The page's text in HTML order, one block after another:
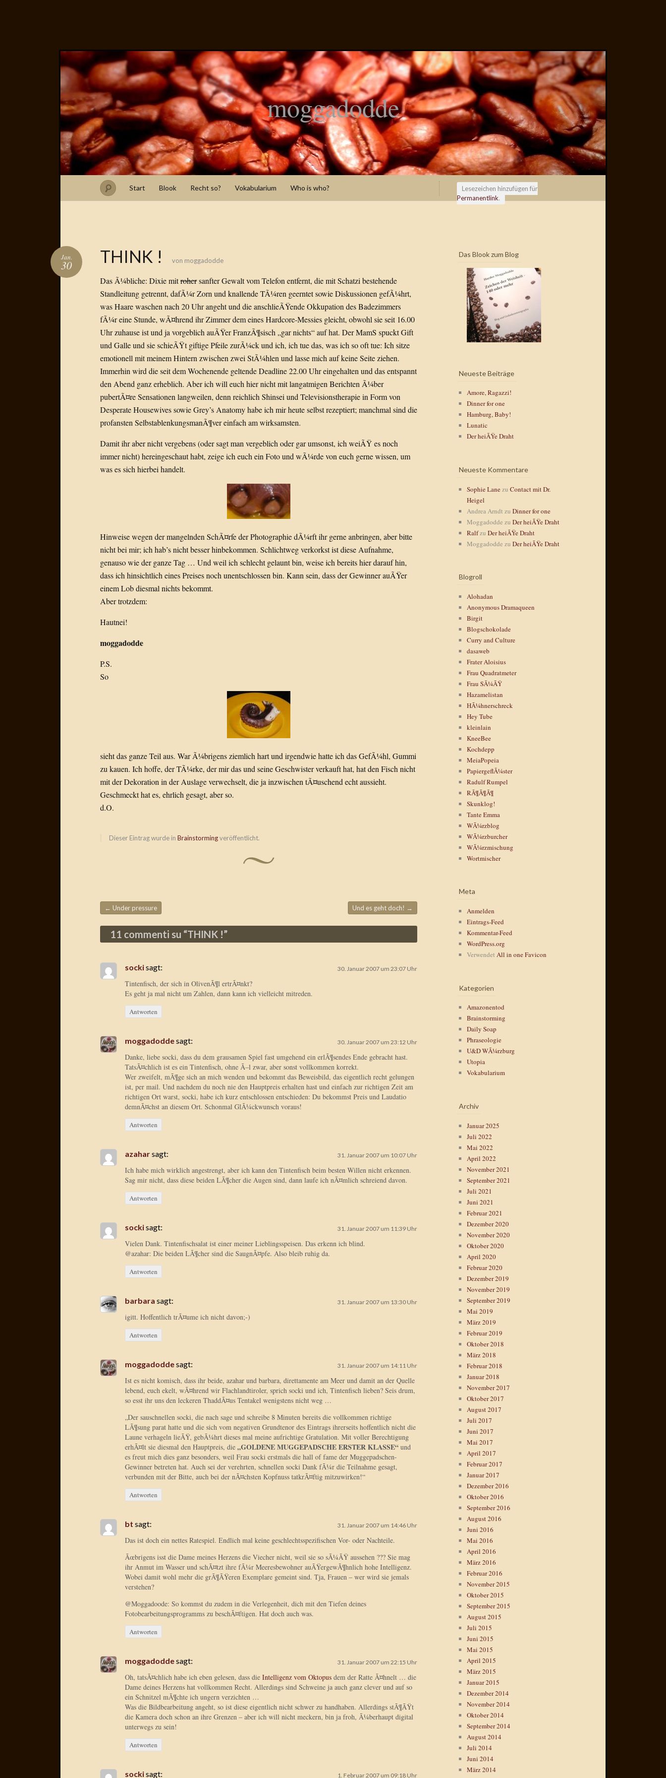
moggadodde
Start Blook Recht so? Vokabularium Who is who?
Lesezeichen hinzufügen für
Permanentlink.
THINK !
Jan.
30 von moggadodde
Das Ã¼bliche: Dixie mitrohersanfter Gewalt vom Telefon entfernt, die mit Schatzi bestehende
Standleitung getrennt, dafÃ¼r Zorn und knallende TÃ¼ren geerntet sowie Diskussionen gefÃ¼hrt,
was Haare waschen nach 20 Uhr angeht und die anschlieÃŸende Okkupation des Badezimmers
fÃ¼r eine Stunde, wÃ¤hrend ihr Zimmer dem eines Hardcore-Messies gleicht, obwohl sie seit 16.00
Uhr zuhause ist und ja vorgeblich auÃŸer FranzÃ¶sisch „gar nichts“ auf hat. Der MamS spuckt Gift
und Galle und sie schieÃŸt giftige Pfeile zurÃ¼ck und ich, ich tue das, was ich so oft tue: Ich sitze
emotionell mit meinem Hintern zwischen zwei StÃ¼hlen und lasse mich auf keine Seite ziehen.
Immerhin wird die seit dem Wochenende geltende Deadline 22.00 Uhr eingehalten und das entspannt
den Abend ganz erheblich. Aber ich will euch hier nicht mit langatmigen Berichten Ã¼ber
pubertÃ¤re Sensationen langweilen, denn reichlich Shinsei und Televisionstherapie in Form von
Desperate Housewives sowie Grey’s Anatomy habe ich mir heute selbst rezeptiert; manchmal sind die
profansten SelbstablenkungsmanÃ¶ver einfach am wirksamsten.
Damit ihr aber nicht vergebens (oder sagt man vergeblich oder gar umsonst, ich weiÃŸ es noch
immer nicht) hereingeschaut habt, zeige ich euch ein Foto und wÃ¼rde von euch gerne wissen, um
was es sich hierbei handelt.
Hinweise wegen der mangelnden SchÃ¤rfe der Photographie dÃ¼rft ihr gerne anbringen, aber bitte
nicht bei mir; ich hab’s nicht besser hinbekommen. Schlichtweg verkorkst ist diese Aufnahme,
genauso wie der ganze Tag … Und weil ich schlecht gelaunt bin, weise ich bereits hier darauf hin,
dass ich hinsichtlich eines Preises noch unentschlossen bin. Kann sein, dass der Gewinner auÃŸer
einem Lob diesmal nichts bekommt.
Aber trotzdem:
Hautnei!
moggadodde
P.S.
So
sieht das ganze Teil aus. War Ã¼brigens ziemlich hart und irgendwie hatte ich das GefÃ¼hl, Gummi
zu kauen. Ich hoffe, der TÃ¼rke, der mir das und seine Geschwister verkauft hat, hat den Fisch nicht
mit der Dekoration in der Auslage verwechselt, die ja inzwischen tÃ¤uschend echt aussieht.
Geschmeckt hat es, ehrlich gesagt, aber so.
d.O.
Dieser Eintrag wurde in Brainstormingveröffentlicht.
Beitragsnavigation
← Under pressure Und es geht doch! →
11 commenti su “THINK !”
sockisagt: 30. Januar 2007 um 23:07 Uhr
Tintenfisch, der sich in OlivenÃ¶l ertrÃ¤nkt?
Es geht ja mal nicht um Zahlen, dann kann ich vielleicht mitreden.
Antworten
moggadoddesagt: 30. Januar 2007 um 23:12 Uhr
Danke, liebe socki, dass du dem grausamen Spiel fast umgehend ein erlÃ¶sendes Ende gebracht hast.
TatsÃ¤chlich ist es ein Tintenfisch, ohne Ã–l zwar, aber sonst vollkommen korrekt.
Wer zweifelt, mÃ¶ge sich an mich wenden und bekommt das Beweisbild, das eigentlich recht gelungen
ist, per mail. Und nachdem du noch nie den Hauptpreis erhalten hast und einfach zur richtigen Zeit am
richtigen Ort warst, socki, habe ich kurz entschlossen entschieden: Du bekommst Preis und Laudatio
demnÃ¤chst an diesem Ort. Schonmal GlÃ¼ckwunsch voraus!
Antworten
azaharsagt: 31. Januar 2007 um 10:07 Uhr
Ich habe mich wirklich angestrengt, aber ich kann den Tintenfisch beim besten Willen nicht erkennen.
Sag mir nicht, dass diese beiden LÃ¶cher die Augen sind, dann laufe ich nÃ¤mlich schreiend davon.
Antworten
sockisagt: 31. Januar 2007 um 11:39 Uhr
Vielen Dank. Tintenfischsalat ist einer meiner Lieblingsspeisen. Das erkenn ich blind.
@azahar: Die beiden LÃ¶cher sind die SaugnÃ¤pfe. Also bleib ruhig da.
Antworten
barbara sagt: 31. Januar 2007 um 13:30 Uhr
igitt. Hoffentlich trÃ¤ume ich nicht davon;-)
Antworten
moggadoddesagt: 31. Januar 2007 um 14:11 Uhr
Ist es nicht komisch, dass ihr beide, azahar und barbara, direttamente am Meer und damit an der Quelle
lebend, euch ekelt, wÃ¤hrend wir Flachlandtiroler, sprich socki und ich, Tintenfisch lieben? Seis drum,
so esst ihr uns den leckeren ThaddÃ¤us Tentakel wenigstens nicht weg …
„Der sauschnellen socki, die nach sage und schreibe 8 Minuten bereits die vollkommen richtige
LÃ¶sung parat hatte und die sich vom negativen Grundtenor des Eintrags ihrerseits hoffentlich nicht die
Laune verhageln lieÃŸ, gebÃ¼hrt dieses mal meine aufrichtige Gratulation. Mit voller Berechtigung
erhÃ¤lt sie diesmal den Hauptpreis, die „GOLDENE MUGGEPADSCHE ERSTER KLASSE“ und
es freut mich dies ganz besonders, weil Frau socki erstmals die hall of fame der Muggepadschen-
Gewinner betreten hat. Auch sei der verehrten, schnellen socki Dank fÃ¼r die Teilnahme gesagt,
verbunden mit der Bitte, auch bei der nÃ¤chsten Kopfnuss tatkrÃ¤ftig mitzuwirken!“
Antworten
bt sagt: 31. Januar 2007 um 14:46 Uhr
Das ist doch ein nettes Ratespiel. Endlich mal keine geschlechtsspezifischen Vor- oder Nachteile.
Ãœbrigens isst die Dame meines Herzens die Viecher nicht, weil sie so sÃ¼ÃŸ aussehen ??? Sie mag
ihr Anmut im Wasser und schÃ¤tzt ihre fÃ¼r Meeresbewohner auÃŸergewÃ¶hnlich hohe Intelligenz.
Wobei damit wohl mehr die grÃ¶ÃŸeren Exemplare gemeint sind. Tja, Frauen – wer wird sie jemals
verstehen?
@Moggadoode: So kommst du zudem in die Verlegenheit, dich mit den Tiefen deines
Fotobearbeitungsprogramms zu beschÃ¤ftigen. Hat doch auch was.
Antworten
moggadoddesagt: 31. Januar 2007 um 22:15 Uhr
Oh, tatsÃ¤chlich habe ich eben gelesen, dass die Intelligenz vom Oktopus dem der Ratte Ã¤hnelt … die
Dame deines Herzens hat vollkommen Recht. Allerdings sind Schweine ja auch ganz clever und auf so
ein Schnitzel mÃ¶chte ich ungern verzichten …
Was die Bildbearbeitung angeht, so ist diese eigentlich nicht schwer zu handhaben. Allerdings stÃ¶ÃŸt
die Kamera doch schon an ihre Grenzen – aber ich will nicht meckern, bin ja froh, Ã¼berhaupt digital
unterwegs zu sein!
Antworten
sockisagt: 1. Februar 2007 um 09:18 Uhr
Das Blook zum Blog
Neueste Beiträge
Amore, Ragazzi!
Dinner for one
Hamburg, Baby!
Lunatic
Der heiÃŸe Draht
Neueste Kommentare
Sophie Lanezu Contact mit Dr.
Heigel
Andrea Arndt zu Dinner for one
Moggadodde zu Der heiÃŸe Draht
Ralfzu Der heiÃŸe Draht
Moggadodde zu Der heiÃŸe Draht
Blogroll
Alohadan
Anonymous Dramaqueen
Birgit
Blogschokolade
Curry and Culture
dasaweb
Frater Aloisius
Frau Quadratmeter
Frau SÃ¼ÃŸ
Hazamelistan
HÃ¼hnerschreck
Hey Tube
kleinlain
KneeBee
Kochdepp
MeiaPopeia
PapiergeflÃ¼ster
Radulf Rumpel
RÃ¶Ã¶Ã¶
Skunklog!
Tante Emma
WÃ¼rzblog
WÃ¼rzburcher
WÃ¼rzmischung
Wortmischer
Meta
Anmelden
Eintrags-Feed
Kommentar-Feed
WordPress.org
Verwendet All in one Favicon
Kategorien
Amazonentod
Brainstorming
Daily Soap
Phraseologie
U&D WÃ¼rzburg
Utopia
Vokabularium
Archiv
Januar 2025
Juli 2022
Mai 2022
April 2022
November 2021
September 2021
Juli 2021
Juni 2021
Februar 2021
Dezember 2020
November 2020
Oktober 2020
April 2020
Februar 2020
Dezember 2019
November 2019
September 2019
Mai 2019
März 2019
Februar 2019
Oktober 2018
März 2018
Februar 2018
Januar 2018
November 2017
Oktober 2017
August 2017
Juli 2017
Juni 2017
Mai 2017
April 2017
Februar 2017
Januar 2017
Dezember 2016
Oktober 2016
September 2016
August 2016
Juni 2016
Mai 2016
April 2016
März 2016
Februar 2016
November 2015
Oktober 2015
September 2015
August 2015
Juli 2015
Juni 2015
Mai 2015
April 2015
März 2015
Januar 2015
Dezember 2014
November 2014
Oktober 2014
September 2014
August 2014
Juli 2014
Juni 2014
März 2014